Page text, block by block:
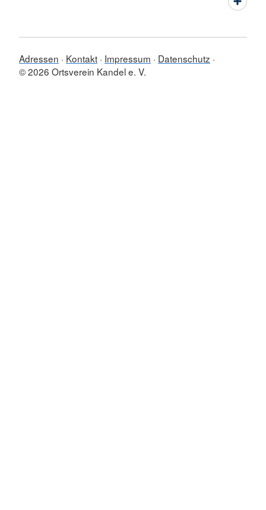
Adressen Kontakt Impressum
Datenschutz
© 2026 Ortsverein Kandel e. V.